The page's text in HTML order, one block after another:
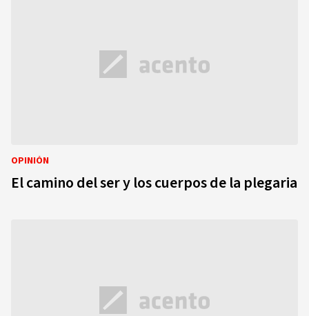
OPINIÓN
El camino del ser y los cuerpos de la plegaria